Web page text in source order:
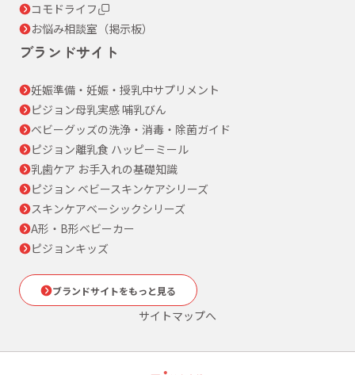
コモドライフ
お悩み相談室（掲示板）
ブランドサイト
妊娠準備・妊娠・授乳中サプリメント
ピジョン母乳実感 哺乳びん
ベビーグッズの洗浄・消毒・除菌ガイド
ピジョン離乳食 ハッピーミール
乳歯ケア お手入れの基礎知識
ピジョン ベビースキンケアシリーズ
スキンケアベーシックシリーズ
A形・B形ベビーカー
ピジョンキッズ
ブランドサイトをもっと見る
サイトマップへ